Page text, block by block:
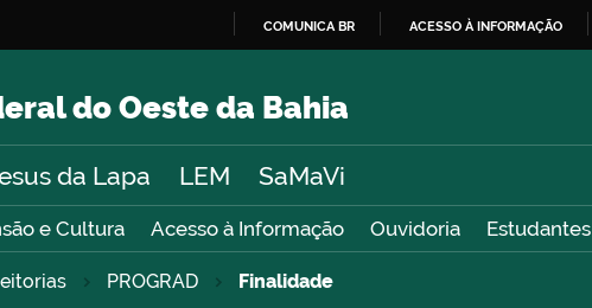
O
COMUNICA BR ACESSO À INFORMAÇÃO
do Oeste da Bahia
da Lapa LEM SaMaVi
e Cultura Acesso à Informação Ouvidoria Estudantes
PROGRAD Finalidade